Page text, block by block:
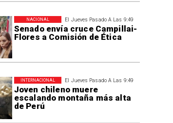
El Jueves Pasado A Las 9:49
Senado envía cruce Campillai-
Flores a Comisión de Ética
NACIONAL
El Jueves Pasado A Las 9:49
Joven chileno muere
escalando montaña más alta
de Perú
INTERNACIONAL